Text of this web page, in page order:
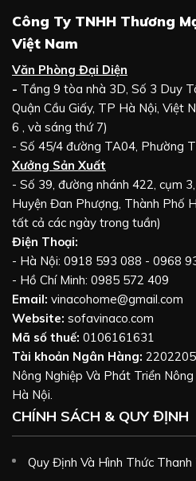
Công Ty TNHH Thương
Việt Nam
Văn Phòng Đại Diện
- Tầng 9 tòa nhà 3D, Số 3 Duy
Quận Cầu Giấy, TP Hà Nội, Việt
6 , và sáng thứ 7)
- Số 45/4 đường TA04, Phường
Xưởng Sản Xuất
- Số 39, đường nhánh 422, cụm
Huyện Đan Phượng, Thành Phố
tất cả các ngày trong tuần)
Điện Thoại:
- Hà Nội: 0918 593 088 - 0968
- Hồ Chí Minh: 0985 572 409
Email: vinacohome@gmail.com
Website: sofavinaco.com
Mã số thuế: 0106161631
Tài khoản Ngân Hàng:
Nông Nghiệp Và Phát Triển
Hà Nội.
CHÍNH SÁCH & QUY ĐỊNH
Quy Định Và Hình Thức Thanh